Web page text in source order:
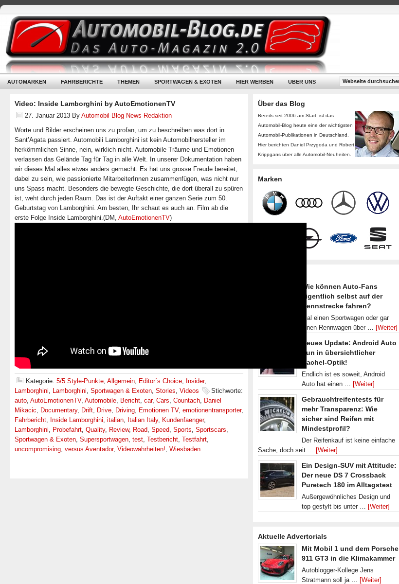
AUTOMARKEN FAHRBERICHTE THEMEN SPORTWAGEN & EXOTEN HIER WERBEN ÜBER UNS
Video: Inside Lamborghini by AutoEmotionenTV
27. Januar 2013 By Automobil-Blog News-Redaktion
Worte und Bilder erscheinen uns zu profan, um zu beschreiben was dort in
Sant’Agata passiert. Automobili Lamborghini ist kein Automobilhersteller im
herkömmlichen Sinne, nein, wirklich nicht. Automobile Träume und Emotionen
verlassen das Gelände Tag für Tag in alle Welt. In unserer Dokumentation haben
wir dieses Mal alles etwas anders gemacht. Es hat uns grosse Freude bereitet,
dabei zu sein, wie passionierte MitarbeiterInnen zusammenfügen, was nicht nur
uns Spass macht. Besonders die bewegte Geschichte, die dort überall zu spüren
ist, weht durch jeden Raum. Das ist der Auftakt einer ganzen Serie zum 50.
Geburtstag von Lamborghini. Am besten, Ihr schaut es auch an. Film ab die
erste Folge Inside Lamborghini.(DM, AutoEmotionenTV)
Kategorie: 5/5 Style-Punkte, Allgemein, Editor´s Choice, Insider,
Lamborghini, Lamborghini, Sportwagen & Exoten, Stories, Videos
Stichworte:
auto, AutoEmotionenTV, Automobile, Bericht, car, Cars, Countach, Daniel
Mikacic, Documentary, Drift, Drive, Driving, Emotionen TV, emotionentransporter,
Fahrbericht, Inside Lamborghini, italian, Italian Italy, Kundenfaenger,
Lamborghini, Probefahrt, Quality, Review, Road, Speed, Sports, Sportscars,
Sportwagen & Exoten, Supersportwagen, test, Testbericht, Testfahrt,
uncompromising, versus Aventador, Videowahrheiten!, Wiesbaden
Über das Blog
Bereits seit 2006 am Start, ist das
Automobil-Blog heute eine der wichtigsten
Automobil-Publikationen in Deutschland.
Hier berichten Daniel Przygoda und Robert
Krippgans über alle Automobil-Neuheiten.
Marken
Wie können Auto-Fans
eigentlich selbst auf der
Rennstrecke fahren?
Mal einen Sportwagen oder gar
einen Rennwagen über … [Weiter]
Neues Update: Android Auto
nun in übersichtlicher
Kachel-Optik!
Endlich ist es soweit, Android
Auto hat einen … [Weiter]
Gebrauchtreifentests für
mehr Transparenz: Wie
sicher sind Reifen mit
Mindestprofil?
Der Reifenkauf ist keine einfache
Sache, doch seit … [Weiter]
Ein Design-SUV mit Attitude:
Der neue DS 7 Crossback
Puretech 180 im Alltagstest
Außergewöhnliches Design und
top gestylt bis unter … [Weiter]
Aktuelle Advertorials
Mit Mobil 1 und dem Porsche
911 GT3 in die Klimakammer
Autoblogger-Kollege Jens
Stratmann soll ja … [Weiter]